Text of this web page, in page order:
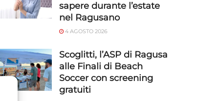
sapere durante l’estate
nel Ragusano
4 AGOSTO 2026
Scoglitti, l’ASP di Ragusa
alle Finali di Beach
Soccer con screening
gratuiti